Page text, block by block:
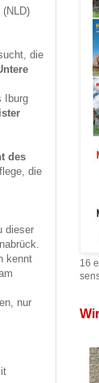
die
Iburg
des
die
dieser
kennt
nur
16